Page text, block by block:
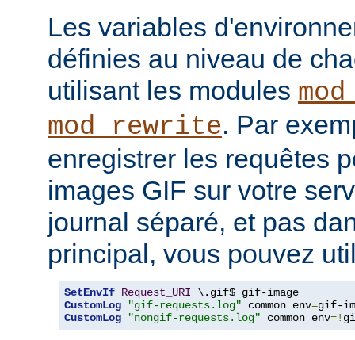
Les variables
définies au niveau de
utilisant les modules
mod_rewrite. Par
enregistrer les requêtes
images GIF sur votre
journal séparé, et pas
principal, vous pouvez
SetEnvIf Request_URI
CustomLog
"gif-requests.log" common env=
CustomLog
"nongif-requests.log" common env=!